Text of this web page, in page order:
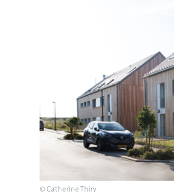
© Catherine Thiry